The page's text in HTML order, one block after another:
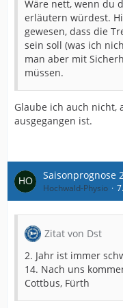
bleibt und mit
Ich hatte die längere
nicht komplett
gezeigt hat, dass es
eskaliert, kann ich
Weg gewählt habt.
Punkt, dass
und Einordnungen
gar nicht komplett
mitlesen, weil mir
gesagt keine
Ich kenne mich aber
es mir
etwas zu schreiben.
möchte meinen
unterdrücken, aber
anfangen, Arminia
Wäre nett, wenn du
erläutern würdest.
gewesen, dass die
sein soll (was ich
man aber mit
müssen.
Glaube ich auch nicht,
ausgegangen ist.
Saisonprognose
Hochwald-Physio
Zitat von Dst
2. Jahr ist immer
14. Nach uns
Cottbus, Fürth